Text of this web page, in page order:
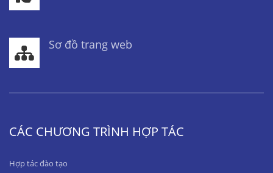
Sơ đồ trang web
CÁC CHƯƠNG TRÌNH HỢP TÁC
Hợp tác đào tạo